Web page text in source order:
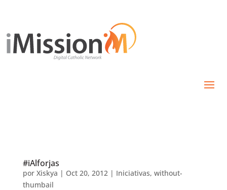
#iAlforjas
por Xiskya | Oct 20, 2012| Iniciativas, without-
thumbail